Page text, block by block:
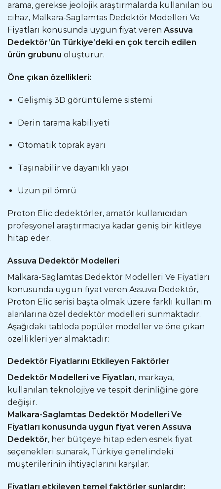
arama, gerekse jeolojik araştırmalarda kullanılan bu
cihaz, Malkara-Saglamtas Dedektör Modelleri Ve
Fiyatları konusunda uygun fiyat veren Assuva
Dedektör’ün Türkiye’deki en çok tercih edilen
ürün grubunu oluşturur.
Öne çıkan özellikleri:
Gelişmiş 3D görüntüleme sistemi
Derin tarama kabiliyeti
Otomatik toprak ayarı
Taşınabilir ve dayanıklı yapı
Uzun pil ömrü
Proton Elic dedektörler, amatör kullanıcıdan
profesyonel araştırmacıya kadar geniş bir kitleye
hitap eder.
Assuva Dedektör Modelleri
Malkara-Saglamtas Dedektör Modelleri Ve Fiyatları
konusunda uygun fiyat veren Assuva Dedektör,
Proton Elic serisi başta olmak üzere farklı kullanım
alanlarına özel dedektör modelleri sunmaktadır.
Aşağıdaki tabloda popüler modeller ve öne çıkan
özellikleri yer almaktadır:
Dedektör Fiyatlarını Etkileyen Faktörler
Dedektör Modelleri ve Fiyatları, markaya,
kullanılan teknolojiye ve tespit derinliğine göre
değişir.
Malkara-Saglamtas Dedektör Modelleri Ve
Fiyatları konusunda uygun fiyat veren Assuva
Dedektör, her bütçeye hitap eden esnek fiyat
seçenekleri sunarak, Türkiye genelindeki
müşterilerinin ihtiyaçlarını karşılar.
Fiyatları etkileyen temel faktörler şunlardır: